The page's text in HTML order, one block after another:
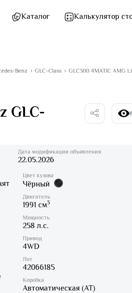
Каталог Калькулятор
Benz GLC-Class GLC300 4MATIC AMG
GLC-
Дата модификации объявления
22.05.2026
Цвет кузова
Чёрный
Двигатель
1991 см3
Мощность
258 л.с.
Привод
4WD
Лот
42066185
Коробка
Автоматическая (AT)